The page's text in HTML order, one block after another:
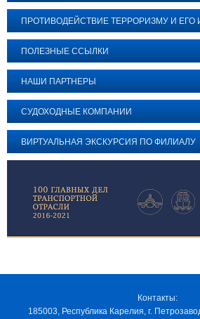
ПРОТИВОДЕЙСТВИЕ ТЕРРОРИЗМУ И ЕГО
ПОЛЕЗНЫЕ ССЫЛКИ
НАШИ ПАРТНЕРЫ
СУДОХОДНЫЕ КОМПАНИИ
ВИРТУАЛЬНАЯ ЭКСКУРСИЯ ПО ФИЛИАЛУ
Контакты:
185003, Республика Карелия, г.